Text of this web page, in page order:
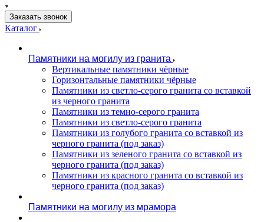
Заказать звонок
Каталог
Памятники на могилу из гранита
Вертикальные памятники чёрные
Горизонтальные памятники чёрные
Памятники из светло-серого гранита со вставкой
из черного гранита
Памятники из темно-серого гранита
Памятники из светло-серого гранита
Памятники из голубого гранита со вставкой из
черного гранита (под заказ)
Памятники из зеленого гранита со вставкой из
черного гранита (под заказ)
Памятники из красного гранита со вставкой из
черного гранита (под заказ)
Памятники на могилу из мрамора